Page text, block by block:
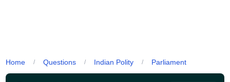
Home / Questions / Indian Polity / Parliament